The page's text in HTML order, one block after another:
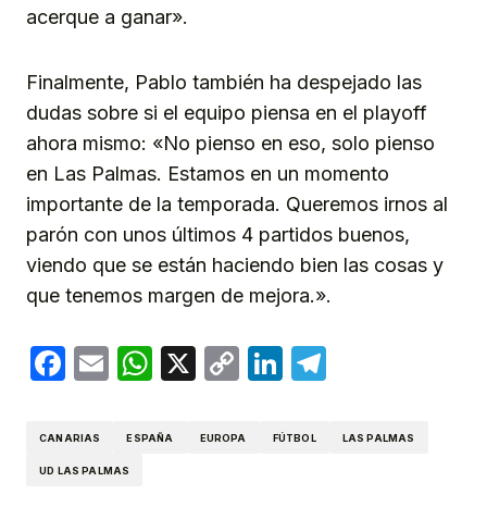
acerque a ganar».
Finalmente, Pablo también ha despejado las
dudas sobre si el equipo piensa en el playoff
ahora mismo: «No pienso en eso, solo pienso
en Las Palmas. Estamos en un momento
importante de la temporada. Queremos irnos al
parón con unos últimos 4 partidos buenos,
viendo que se están haciendo bien las cosas y
que tenemos margen de mejora.».
Facebook
EmailWhatsApp
X
CopyLinkedIn
CANARIAS ESPAÑA EUROPA FÚTBOL LAS PALMAS
UD LAS PALMAS